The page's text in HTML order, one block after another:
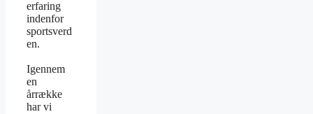
erfaring
indenfor
sportsverd
en.
Igennem
en
årrække
har vi